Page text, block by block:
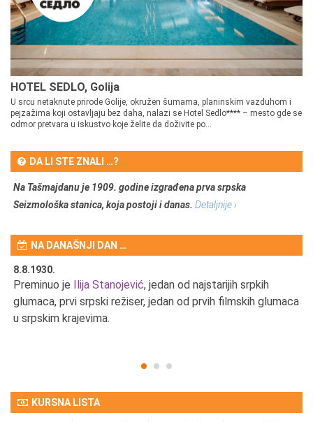
HOTEL SEDLO, Golija
U srcu netaknute prirode Golije, okružen šumama, planinskim vazduhom i
pejzažima koji ostavljaju bez daha, nalazi se Hotel Sedlo**** – mesto gde se
odmor pretvara u iskustvo koje želite da doživite po...
DA LI STE ZNALI …?
Na Tašmajdanu je 1909. godine izgrađena prva srpska
Seizmološka stanica, koja postoji i danas. Detaljnije ›
NA DANAŠNJI DAN …
8.8.1930.
Preminuo je Ilija Stanojević, jedan od najstarijih srpkih
glumaca, prvi srpski režiser, jedan od prvih filmskih glumaca
u srpskim krajevima.
KURSNA LISTA